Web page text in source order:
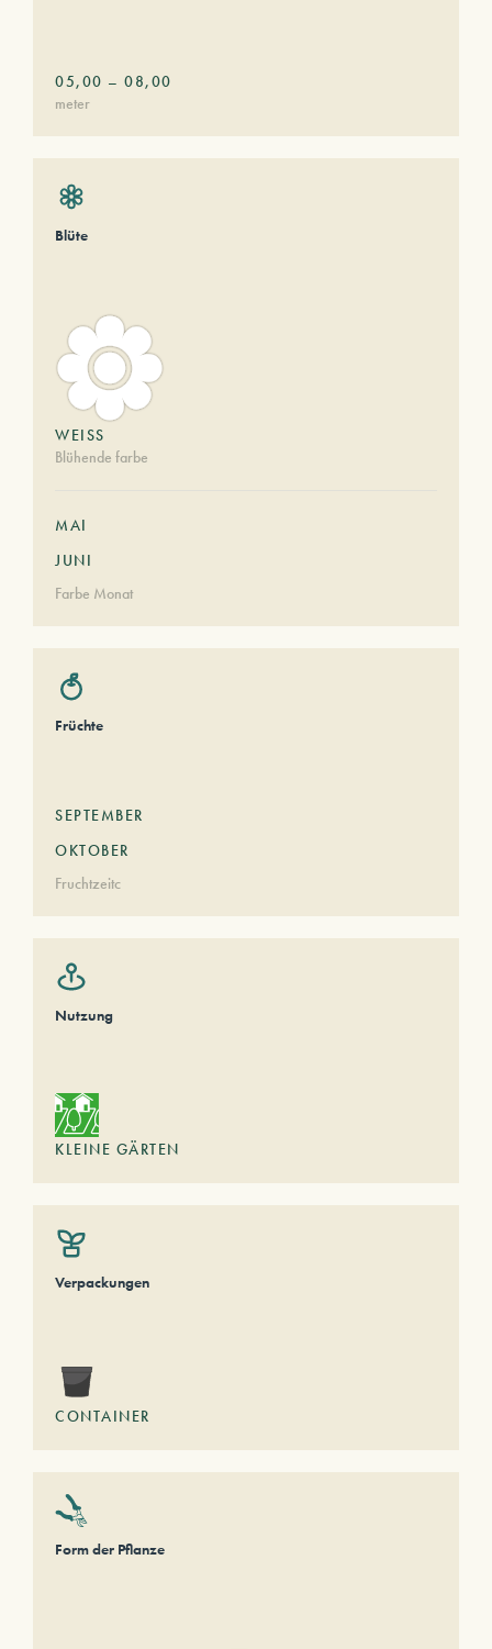
05,00 – 08,00
meter
Blüte
WEISS
Blühende farbe
MAI
JUNI
Farbe Monat
Früchte
SEPTEMBER
OKTOBER
Fruchtzeitc
Nutzung
KLEINE GÄRTEN
Verpackungen
CONTAINER
Form der Pflanze